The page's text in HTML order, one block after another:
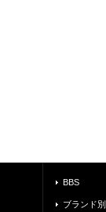
BBS
ブランド別